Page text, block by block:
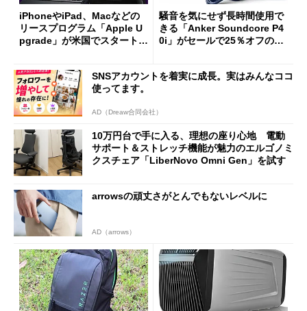
iPhoneやiPad、Macなどの
リースプログラム「Apple U
pgrade」が米国でスタート／
ut」が明...
騒音を気にせず長時間使用で
きる「Anker Soundcore P4
0i」がセールで25％オフの59
SNSアカウントを着実に成長。実はみんなココ
使ってます。
AD（Dreaw合同会社）
10万円台で手に入る、理想の座り心地 電動
サポート＆ストレッチ機能が魅力のエルゴノミ
クスチェア「LiberNovo Omni Gen」を試す
arrowsの頑丈さがとんでもないレベルに
AD（arrows）